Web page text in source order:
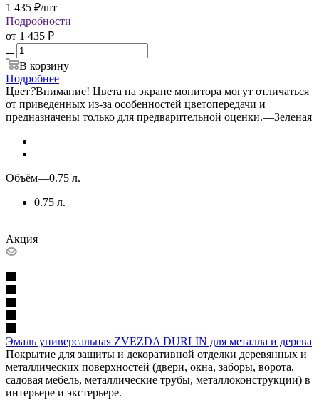
1 435 ₽/шт
Подробности
от 1 435 ₽
В корзину
Подробнее
Цвет?Внимание! Цвета на экране монитора могут отличаться
от приведенных из-за особенностей цветопередачи и
предназначены только для предварительной оценки.—Зеленая
Объём—0.75 л.
0.75 л.
Акция
Эмаль универсальная ZVEZDA DURLIN для металла и дерева
Покрытие для защиты и декоративной отделки деревянных и
металлических поверхностей (двери, окна, заборы, ворота,
садовая мебель, металлические трубы, металлоконструкции) в
интерьере и экстерьере.